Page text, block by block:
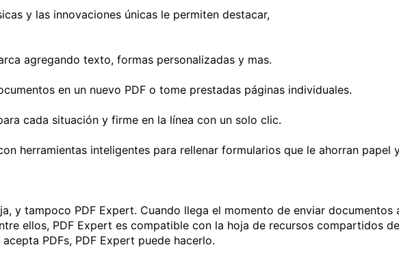
y las innovaciones únicas le permiten destacar,
agregando texto, formas personalizadas y mas.
en un nuevo PDF o tome prestadas páginas individuales.
cada situación y firme en la línea con un solo clic.
herramientas inteligentes para rellenar formularios que le ahorran papel
y tampoco PDF Expert. Cuando llega el momento de enviar
ellos, PDF Expert es compatible con la hoja de recursos compartidos
PDFs, PDF Expert puede hacerlo.